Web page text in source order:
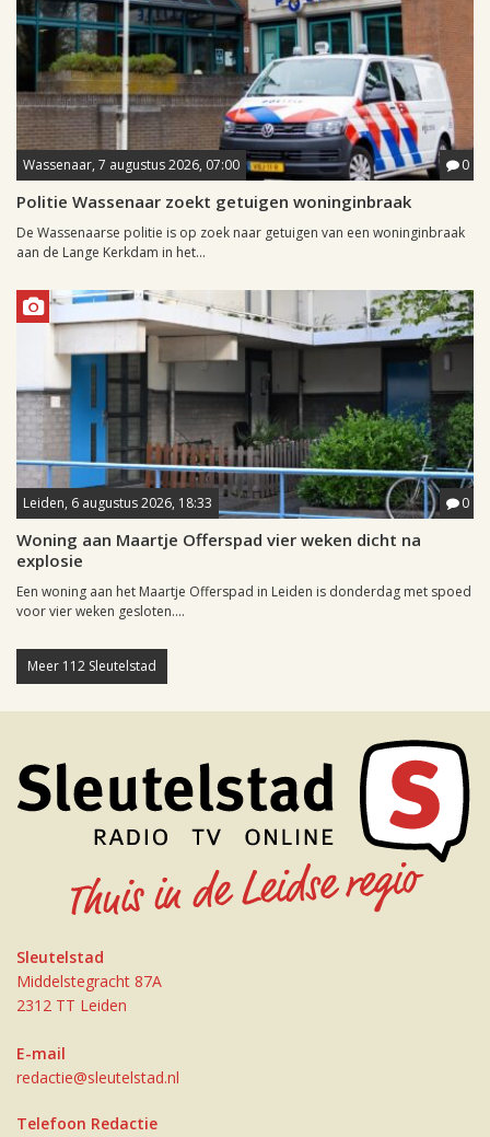
Wassenaar, 7 augustus 2026, 07:00 0
Politie Wassenaar zoekt getuigen woninginbraak
De Wassenaarse politie is op zoek naar getuigen van een woninginbraak
aan de Lange Kerkdam in het...
Leiden, 6 augustus 2026, 18:33 0
Woning aan Maartje Offerspad vier weken dicht na
explosie
Een woning aan het Maartje Offerspad in Leiden is donderdag met spoed
voor vier weken gesloten....
Meer 112 Sleutelstad
Sleutelstad
Middelstegracht 87A
2312 TT Leiden
E-mail
redactie@sleutelstad.nl
Telefoon Redactie